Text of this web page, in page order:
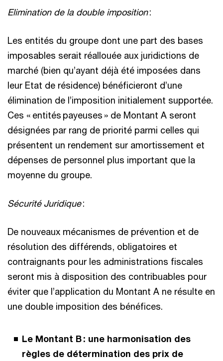
Elimination de la double imposition:
Les entités du groupe dont une part des bases
imposables serait réallouée aux juridictions de
marché (bien qu’ayant déjà été imposées dans
leur Etat de résidence) bénéficieront d’une
élimination de l’imposition initialement supportée.
Ces « entités payeuses » de Montant A seront
désignées par rang de priorité parmi celles qui
présentent un rendement sur amortissement et
dépenses de personnel plus important que la
moyenne du groupe.
Sécurité Juridique:
De nouveaux mécanismes de prévention et de
résolution des différends, obligatoires et
contraignants pour les administrations fiscales
seront mis à disposition des contribuables pour
éviter que l’application du Montant A ne résulte en
une double imposition des bénéfices.
Le Montant B : une harmonisation des
règles de détermination des prix de